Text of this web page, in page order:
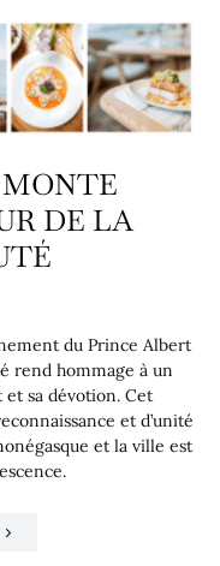
DE LA
du Prince Albert
rend hommage à un
et sa dévotion. Cet
et d’unité
et la ville est